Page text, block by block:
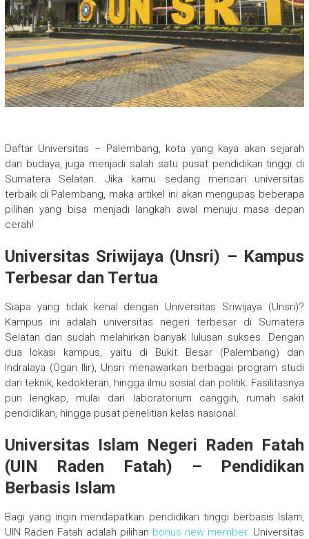
Daftar Universitas – Palembang, kota yang kaya akan sejarah
dan budaya, juga menjadi salah satu pusat pendidikan tinggi di
Sumatera Selatan. Jika kamu sedang mencari universitas
terbaik di Palembang, maka artikel ini akan mengupas beberapa
pilihan yang bisa menjadi langkah awal menuju masa depan
cerah!
Universitas Sriwijaya (Unsri) – Kampus
Terbesar dan Tertua
Siapa yang tidak kenal dengan Universitas Sriwijaya (Unsri)?
Kampus ini adalah universitas negeri terbesar di Sumatera
Selatan dan sudah melahirkan banyak lulusan sukses. Dengan
dua lokasi kampus, yaitu di Bukit Besar (Palembang) dan
Indralaya (Ogan Ilir), Unsri menawarkan berbagai program studi
dari teknik, kedokteran, hingga ilmu sosial dan politik. Fasilitasnya
pun lengkap, mulai dari laboratorium canggih, rumah sakit
pendidikan, hingga pusat penelitian kelas nasional.
Universitas Islam Negeri Raden Fatah
(UIN Raden Fatah) – Pendidikan
Berbasis Islam
Bagi yang ingin mendapatkan pendidikan tinggi berbasis Islam,
UIN Raden Fatah adalah pilihan bonus new member. Universitas